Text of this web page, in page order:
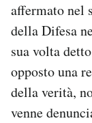
affermato nel
della Difesa
sua volta
opposto una
della verità,
venne